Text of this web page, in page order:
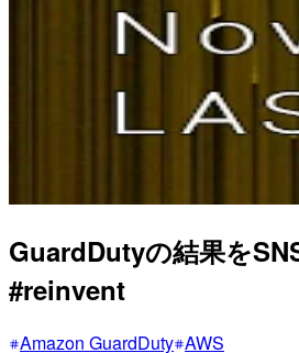
GuardDutyの結果を
#reinvent
Amazon GuardDuty AWS